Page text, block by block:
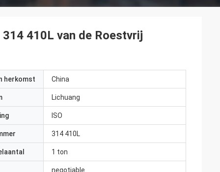
410L van de Roestvrij
herkomst China
Lichuang
ISO
314 410L
1 ton
negotiable